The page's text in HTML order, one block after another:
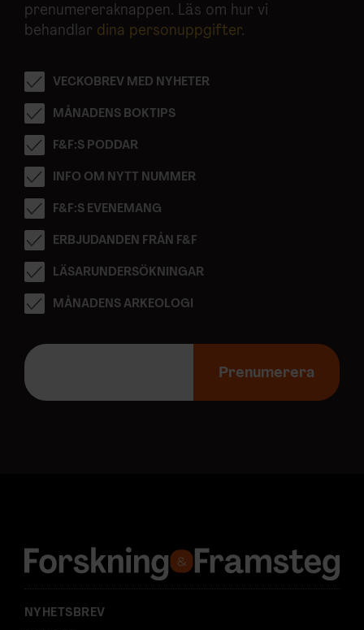
prenumereraknappen. Läs om hur vi
behandlar dina personuppgifter.
VECKOBREV MED NYHETER
MÅNADENS BOKTIPS
F&F:S PODDAR
INFO OM NYTT NUMMER
F&F:S EVENEMANG
ERBJUDANDEN FRÅN F&F
LÄSARUNDERSÖKNINGAR
MÅNADENS ARKEOLOGI
E
p
s
:
Prenumerera
NYHETSBREV